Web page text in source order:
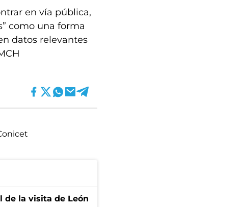
en vía pública,
como una forma
datos relevantes
de la visita de León